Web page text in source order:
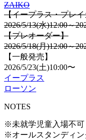
ZAIKO
【イープラス・プレ
2026/5/13(水)12:00～
【プレオーダー】
2026/5/18(月)12:00～
【一般発売】
2026/5/23(土)10:00〜
イープラス
ローソン
NOTES
※未就学児童入場不可
※オールスタンディン